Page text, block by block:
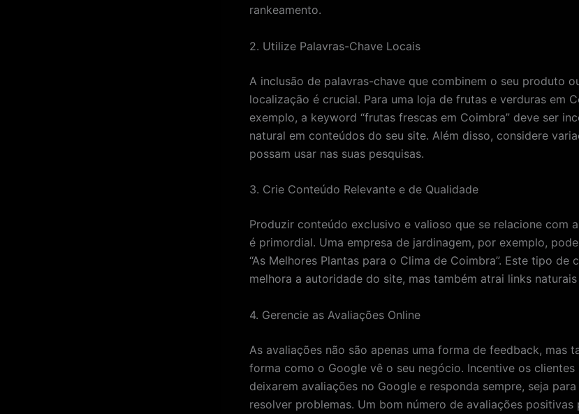
rankeamento.
2. Utilize Palavras-Chave Locais
A inclusão de palavras-chave que combinem o seu produto
localização é crucial. Para uma loja de frutas e verduras em
exemplo, a keyword “frutas frescas em Coimbra” deve ser
natural em conteúdos do seu site. Além disso, considere
possam usar nas suas pesquisas.
3. Crie Conteúdo Relevante e de Qualidade
Produzir conteúdo exclusivo e valioso que se relacione com
é primordial. Uma empresa de jardinagem, por exemplo,
“As Melhores Plantas para o Clima de Coimbra”. Este tipo de
melhora a autoridade do site, mas também atrai links
4. Gerencie as Avaliações Online
As avaliações não são apenas uma forma de feedback, mas
forma como o Google vê o seu negócio. Incentive os clientes
deixarem avaliações no Google e responda sempre, seja
resolver problemas. Um bom número de avaliações positivas